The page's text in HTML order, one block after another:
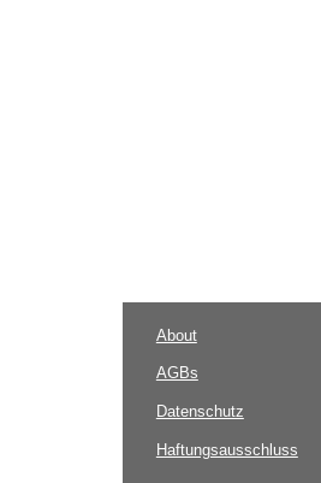
About
AGBs
Datenschutz
Haftungsausschluss